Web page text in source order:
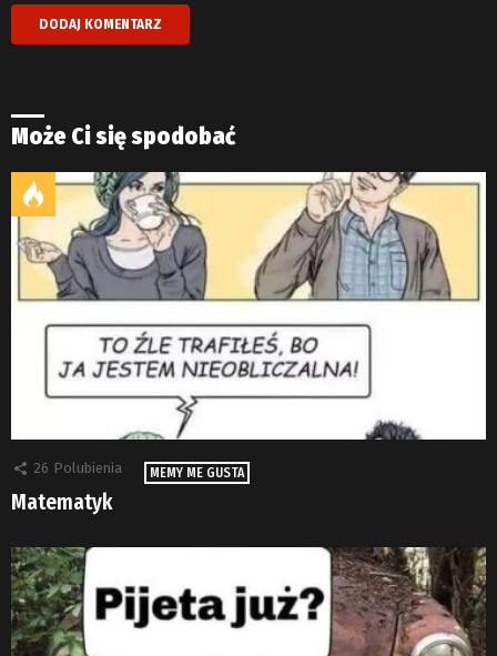
Może Ci się spodobać
26 Polubienia MEMY ME GUSTA
Matematyk